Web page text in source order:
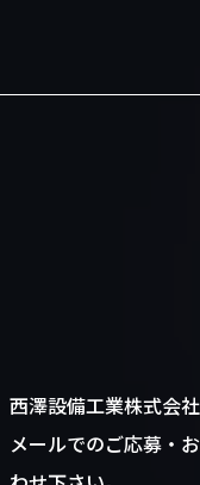
西澤設備工業株式会
メールでのご応募・